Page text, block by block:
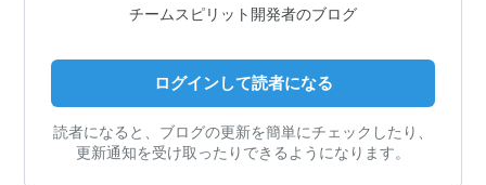
チームスピリット開発者のブログ
ログインして読者になる
読者になると、ブログの更新を簡単にチェックしたり、
更新通知を受け取ったりできるようになります。